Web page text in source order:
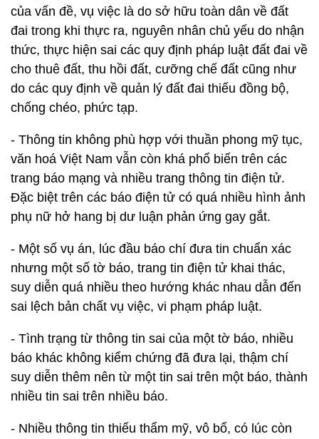
của vấn đề, vụ việc là do sở hữu toàn dân về đất
đai trong khi thực ra, nguyên nhân chủ yếu do nhận
thức, thực hiện sai các quy định pháp luật đất đai về
cho thuê đất, thu hồi đất, cưỡng chế đất cũng như
do các quy định về quản lý đất đai thiếu đồng bộ,
chống chéo, phức tạp.
- Thông tin không phù hợp với thuần phong mỹ tục,
văn hoá Việt Nam vẫn còn khá phổ biến trên các
trang báo mạng và nhiều trang thông tin điện tử.
Đặc biệt trên các báo điện tử có quá nhiều hình ảnh
phụ nữ hở hang bị dư luận phản ứng gay gắt.
- Một số vụ án, lúc đầu báo chí đưa tin chuẩn xác
nhưng một số tờ báo, trang tin điện tử khai thác,
suy diễn quá nhiều theo hướng khác nhau dẫn đến
sai lệch bản chất vụ việc, vi phạm pháp luật.
- Tình trạng từ thông tin sai của một tờ báo, nhiều
báo khác không kiểm chứng đã đưa lại, thậm chí
suy diễn thêm nên từ một tin sai trên một báo, thành
nhiều tin sai trên nhiều báo.
- Nhiều thông tin thiếu thẩm mỹ, vô bổ, có lúc còn